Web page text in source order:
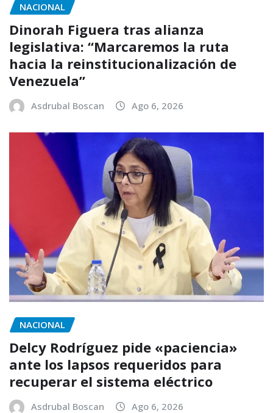
NACIONAL
Dinorah Figuera tras alianza
legislativa: “Marcaremos la ruta
hacia la reinstitucionalización de
Venezuela”
Asdrubal Boscan Ago 6, 2026
NACIONAL
Delcy Rodríguez pide «paciencia»
ante los lapsos requeridos para
recuperar el sistema eléctrico
Asdrubal Boscan Ago 6, 2026